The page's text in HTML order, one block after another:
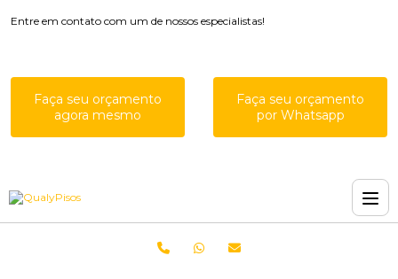
Entre em contato com um de nossos especialistas!
Faça seu orçamento
agora mesmo
Faça seu orçamento
por Whatsapp